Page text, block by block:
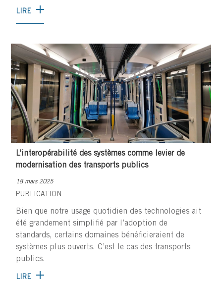
LIRE
L’interopérabilité des systèmes comme levier de
modernisation des transports publics
18 mars 2025
PUBLICATION
Bien que notre usage quotidien des technologies ait
été grandement simplifié par l’adoption de
standards, certains domaines bénéficieraient de
systèmes plus ouverts. C’est le cas des transports
publics.
LIRE